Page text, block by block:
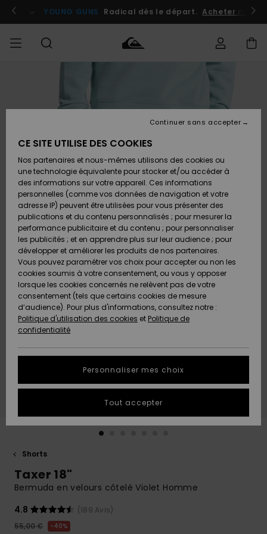
l'information
le
Se connecter / s'inscrire
YOUNG GUNS Radical dès le départ. Acheter
Chaussures
& Tongs
Surf
Snow
Nouveautés
A
Découvrir
Chaussures
& Tongs
Surf
Snow
Nouveautés
A
Découvrir
FEMME
A
Découvrir
Snow
SURF
Homme
Surf
Shop
Enfant
Highlights
Communauté
SNOW
Homme
Snow
Shop
Enfant
Snow
Shop
Femme
A
Découvrir
Communauté
OUTLET
Enfant
Outlet
Femme
AIDE &
CONTACT
commande
Retours
Paiement
Carte
Cadeau
Quiksilver
Freedom
Protection
des
tailles
conversation
à votre
Démarrer
MAGASINS
QUIKSILVER
Shorts
Taxer 18"
Bermuda en velours côtelé Violet Homme
4.8
(189 Avis)
55,00 €
40%
CE SITE UTILISE DES COOKIES
Nos partenaires et nous-mêmes utilisons des cookies ou
une technologie équivalente pour stocker et/ou accéder à
des informations sur votre appareil. Ces informations
personnelles (comme vos données de navigation et votre
adresse IP) peuvent être utilisées pour vous présenter des
publications et du contenu personnalisés ; pour mesurer la
performance publicitaire et du contenu ; pour personnaliser
les publicités ; et en apprendre plus sur leur audience ; pour
développer et améliorer les produits de nos partenaires.
Vous pouvez paramétrer vos choix pour accepter ou non les
cookies soumis à votre consentement, ou vous y opposer
lorsque les cookies concernés ne relèvent pas de votre
consentement (tels que certains cookies de mesure
d’audience). Pour plus d'informations, consultez notre :
Politique d'utilisation des cookies et Politique de
confidentialité
Personnaliser mes choix
Continuer sans accepter
Tout accepter